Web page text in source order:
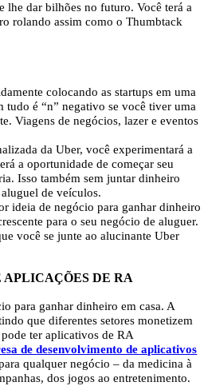
lhe dar bilhões no futuro. Você terá a
rolando assim como o Thumbtack
colocando as startups em uma
tudo é “n” negativo se você tiver uma
Viagens de negócios, lazer e eventos
da Uber, você experimentará a
a oportunidade de começar seu
Isso também sem juntar dinheiro
de veículos.
ideia de negócio para ganhar dinheiro
para o seu negócio de aluguer.
você se junte ao alucinante Uber
DE RA
para ganhar dinheiro em casa. A
que diferentes setores monetizem
ter aplicativos de RA
de desenvolvimento de aplicativos
qualquer negócio – da medicina à
dos jogos ao entretenimento.